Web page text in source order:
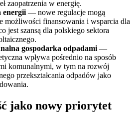
zaopatrzenia w energię.
energii — nowe regulacje mogą
możliwości finansowania i wsparcia dla
jest szansą dla polskiego sektora
gospodarka odpadami —
wpływa pośrednio na sposób
komunalnymi, w tym na rozwój
przekształcania odpadów jako
jako nowy priorytet